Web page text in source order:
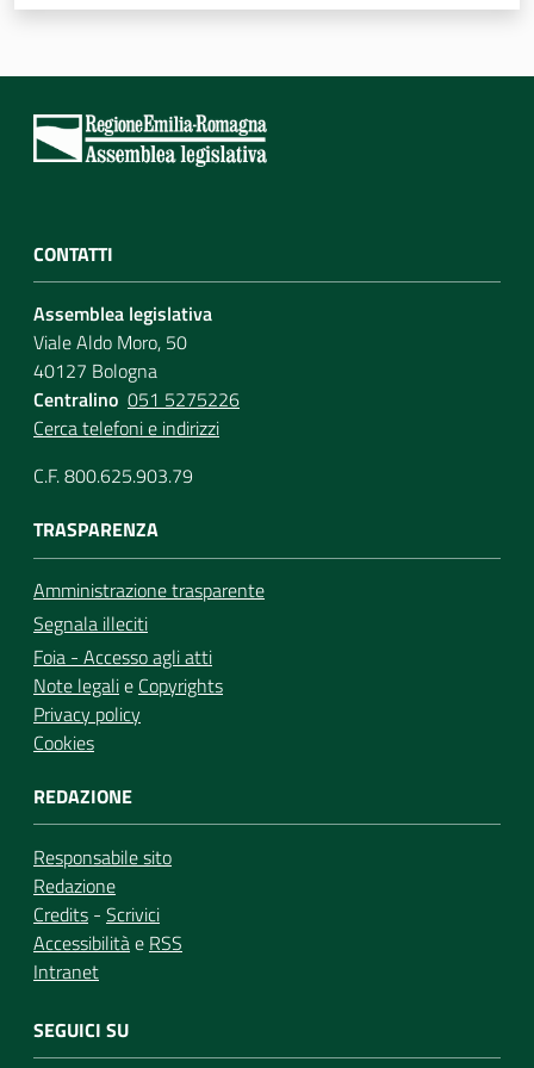
Per i cittadini
CONTATTI
Assemblea legislativa
Viale Aldo Moro, 50
40127 Bologna
Centralino 051 5275226
Cerca telefoni e indirizzi
C.F. 800.625.903.79
TRASPARENZA
Amministrazione trasparente
Segnala illeciti
Foia - Accesso agli atti
Note legalie Copyrights
Privacy policy
Cookies
REDAZIONE
Responsabile sito
Redazione
Credits - Scrivici
Accessibilitàe RSS
Intranet
SEGUICI SU